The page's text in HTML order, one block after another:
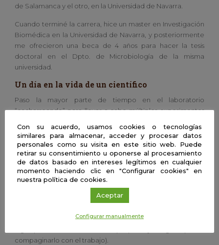
de Salamanca y el otro, en la Universidad de Navarra.
Cuando terminé la carrera, hice un master en Investigación
Biomédica en la Universidad de Navarra, y posteriormente
me ofrecieron una beca de 4 años para hacer la tesis
doctoral en el Dpto. de Microbiología de la misma
universidad.
Un día en la vida de un científico
Paso la mayor parte de tiempo en el laboratorio
“cacharreando” para llevar a cabo múltiples experimentos
nos hacemos en cada proyecto de investigación. También
dedico tiempo a escribir proyectos nuevos que surgen a
partir de las respuestas que vamos encontrando, ya que a su
vez generan otras preguntas mucho más interesantes y
cada vez más encaminadas a resolver el propio problema
Me encanta viajar, leer, hacer yoga y bailar flamenco (es
compaginarlo con el trabajo).
Con su acuerdo, usamos cookies o tecnologías
similares para almacenar, acceder y procesar datos
personales como su visita en este sitio web. Puede
retirar su consentimiento u oponerse al procesamiento
de datos basado en intereses legítimos en cualquier
momento haciendo clic en "Configurar cookies" en
nuestra política de cookies.
Aceptar
Configurar manualmente